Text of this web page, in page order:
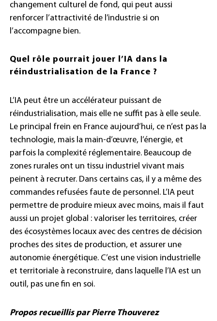
changement culturel de fond, qui peut aussi
renforcer l’attractivité de l’industrie si on
l’accompagne bien.
Quel rôle pourrait jouer l’IA dans la
réindustrialisation de la France ?
L’IA peut être un accélérateur puissant de
réindustrialisation, mais elle ne suffit pas à elle seule.
Le principal frein en France aujourd’hui, ce n’est pas la
technologie, mais la main-d’œuvre, l’énergie, et
parfois la complexité réglementaire. Beaucoup de
zones rurales ont un tissu industriel vivant mais
peinent à recruter. Dans certains cas, il y a même des
commandes refusées faute de personnel. L’IA peut
permettre de produire mieux avec moins, mais il faut
aussi un projet global : valoriser les territoires, créer
des écosystèmes locaux avec des centres de décision
proches des sites de production, et assurer une
autonomie énergétique. C’est une vision industrielle
et territoriale à reconstruire, dans laquelle l’IA est un
outil, pas une fin en soi.
Propos recueillis par Pierre Thouverez